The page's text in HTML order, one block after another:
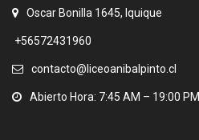
Oscar Bonilla 1645, Iquique
+56572431960
contacto@liceoanibalpinto.cl
Abierto Hora: 7:45 AM – 19:00 PM